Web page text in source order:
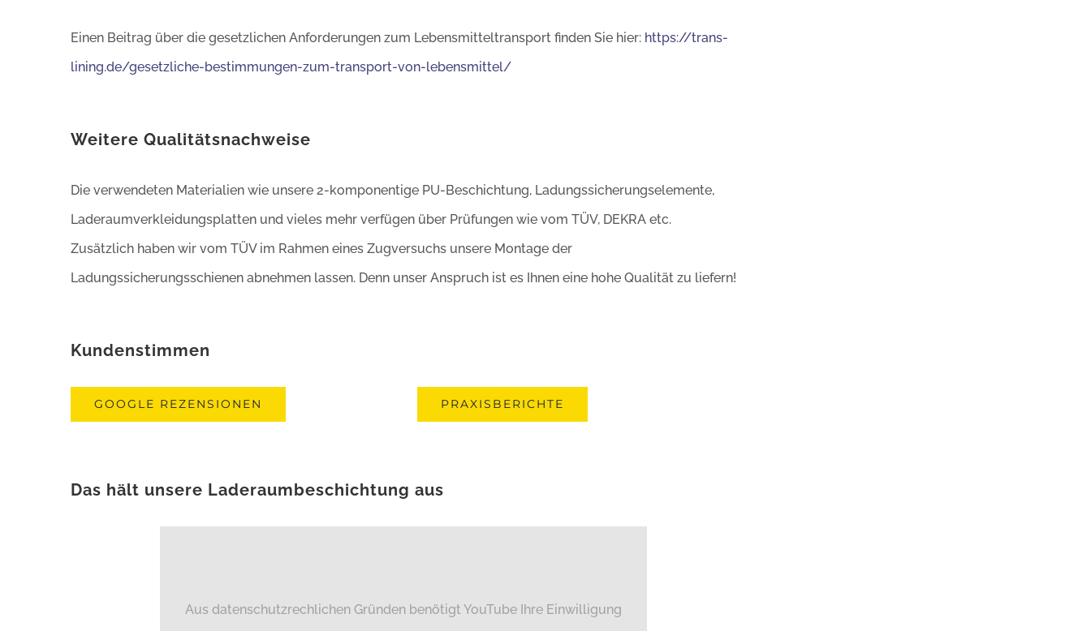
Einen Beitrag über die gesetzlichen Anforderungen zum Lebensmitteltransport finden Sie hier: https://trans-
lining.de/gesetzliche-bestimmungen-zum-transport-von-lebensmittel/
Weitere Qualitätsnachweise
Die verwendeten Materialien wie unsere 2-komponentige PU-Beschichtung, Ladungssicherungselemente,
Laderaumverkleidungsplatten und vieles mehr verfügen über Prüfungen wie vom TÜV, DEKRA etc.
Zusätzlich haben wir vom TÜV im Rahmen eines Zugversuchs unsere Montage der
Ladungssicherungsschienen abnehmen lassen. Denn unser Anspruch ist es Ihnen eine hohe Qualität zu liefern!
Kundenstimmen
GOOGLE REZENSIONEN PRAXISBERICHTE
Das hält unsere Laderaumbeschichtung aus
Aus datenschutzrechlichen Gründen benötigt YouTube Ihre Einwilligung